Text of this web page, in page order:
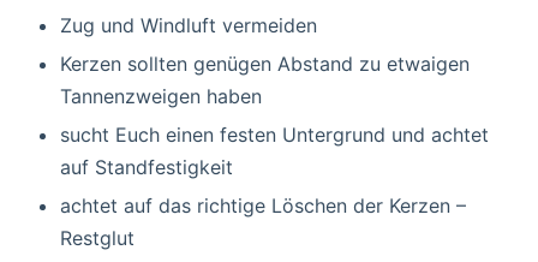
Zug und Windluft vermeiden
Kerzen sollten genügen Abstand zu etwaigen
Tannenzweigen haben
sucht Euch einen festen Untergrund und achtet
auf Standfestigkeit
achtet auf das richtige Löschen der Kerzen –
Restglut